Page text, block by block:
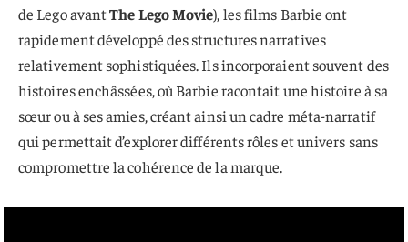
de Lego avantThe Lego Movie), les films Barbie ont
rapidement développé des structures narratives
relativement sophistiquées. Ils incorporaient souvent des
histoires enchâssées, où Barbie racontait une histoire à sa
sœur ou à ses amies, créant ainsi un cadre méta-narratif
qui permettait d’explorer différents rôles et univers sans
compromettre la cohérence de la marque.